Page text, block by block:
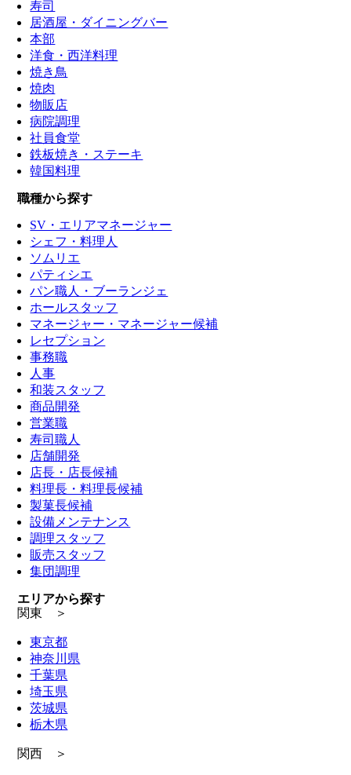
寿司
居酒屋・ダイニングバー
本部
洋食・西洋料理
焼き鳥
焼肉
物販店
病院調理
社員食堂
鉄板焼き・ステーキ
韓国料理
職種から探す
SV・エリアマネージャー
シェフ・料理人
ソムリエ
パティシエ
パン職人・ブーランジェ
ホールスタッフ
マネージャー・マネージャー候補
レセプション
事務職
人事
和装スタッフ
商品開発
営業職
寿司職人
店舗開発
店長・店長候補
料理長・料理長候補
製菓長候補
設備メンテナンス
調理スタッフ
販売スタッフ
集団調理
エリアから探す
関東 ＞
東京都
神奈川県
千葉県
埼玉県
茨城県
栃木県
関西 ＞